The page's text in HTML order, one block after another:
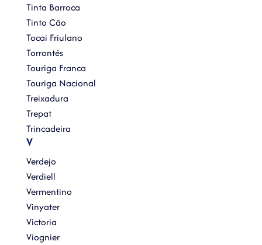
Tinta Barroca
Tinto Cão
Tocai Friulano
Torrontés
Touriga Franca
Touriga Nacional
Treixadura
Trepat
Trincadeira
V
Verdejo
Verdiell
Vermentino
Vinyater
Victoria
Viognier